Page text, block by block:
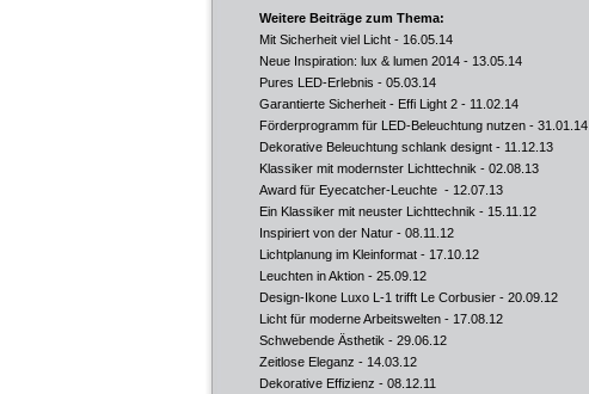
Weitere Beiträge zum Thema:
Mit Sicherheit viel Licht - 16.05.14
Neue Inspiration: lux & lumen 2014 - 13.05.14
Pures LED-Erlebnis - 05.03.14
Garantierte Sicherheit - Effi Light 2 - 11.02.14
Förderprogramm für LED-Beleuchtung nutzen - 31.01.14
Dekorative Beleuchtung schlank designt - 11.12.13
Klassiker mit modernster Lichttechnik - 02.08.13
Award für Eyecatcher-Leuchte - 12.07.13
Ein Klassiker mit neuster Lichttechnik - 15.11.12
Inspiriert von der Natur - 08.11.12
Lichtplanung im Kleinformat - 17.10.12
Leuchten in Aktion - 25.09.12
Design-Ikone Luxo L-1 trifft Le Corbusier - 20.09.12
Licht für moderne Arbeitswelten - 17.08.12
Schwebende Ästhetik - 29.06.12
Zeitlose Eleganz - 14.03.12
Dekorative Effizienz - 08.12.11